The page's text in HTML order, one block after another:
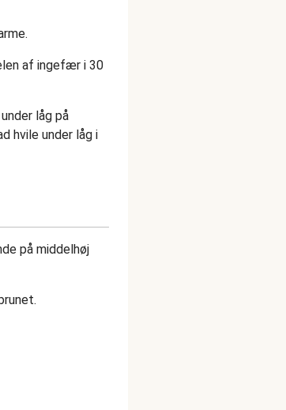
af ingefær i 30
låg på
hvile under låg i
på middelhøj